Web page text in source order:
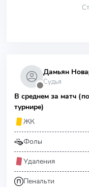
⬤
Дамьян
Судья
В среднем за матч
турнире)
ЖК
Фолы
Удаления
Пенальти